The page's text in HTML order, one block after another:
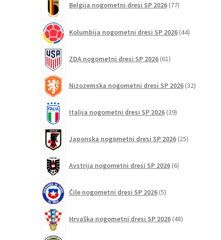
Belgija nogometni dresi SP 2026 77izdelkov
Kolumbija nogometni dresi SP 2026 44izdelkov
ZDA nogometni dresi SP 2026 61izdelkov
Nizozemska nogometni dresi SP 2026 32izdelkov
Italija nogometni dresi SP 2026 39izdelkov
Japonska nogometni dresi SP 2026 25izdelkov
Avstrija nogometni dresi SP 2026 6izdelkov
Čile nogometni dresi SP 2026 5izdelkov
Hrvaška nogometni dresi SP 2026 48izdelkov